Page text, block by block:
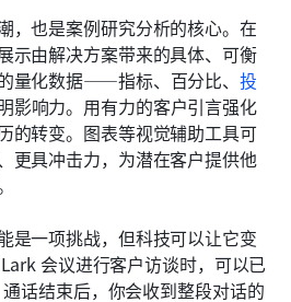
，也是案例研究分析的核心。在
示由解决方案带来的具体、可衡
量化数据——指标、百分比、投
响力。用有力的客户引言强化
的转变。图表等视觉辅助工具可
更具冲击力，为潜在客户提供他
是一项挑战，但科技可以让它变
会议进行客户访谈时，可以已
话结束后，你会收到整段对话的